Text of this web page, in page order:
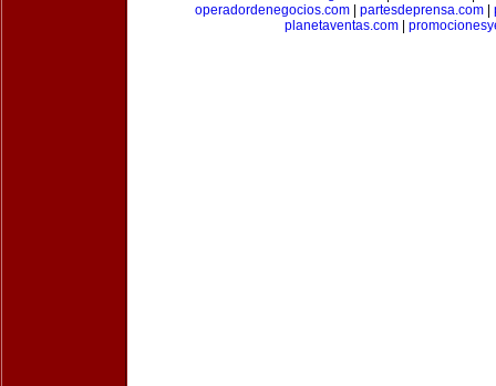
operadordenegocios.com
partesdeprensa.com
planetaventas.com